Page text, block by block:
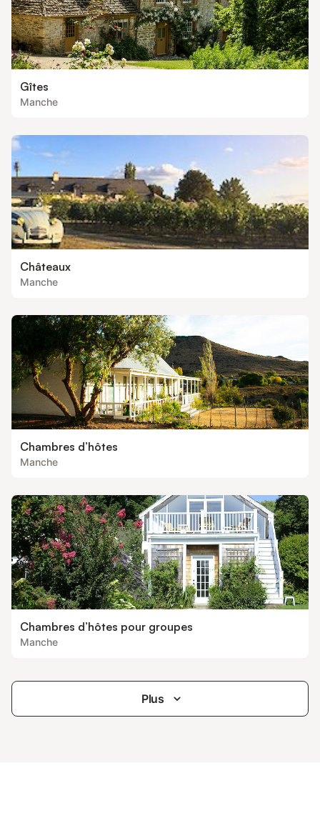
Gîtes
Manche
Châteaux
Manche
Chambres d’hôtes
Manche
Chambres d’hôtes pour groupes
Manche
Plus